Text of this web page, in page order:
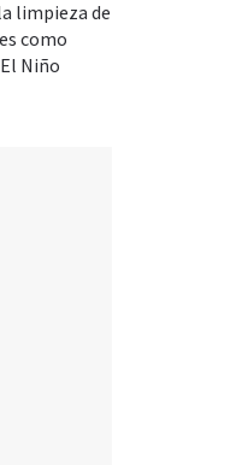
limpieza de
como
Niño